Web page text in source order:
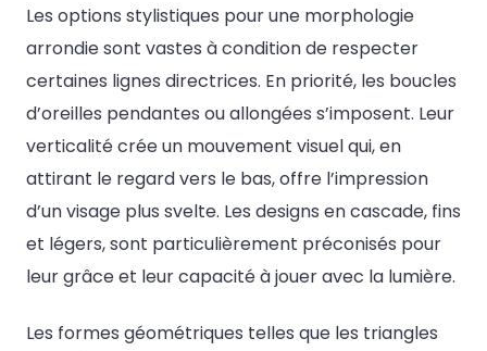
Les options stylistiques pour une morphologie
arrondie sont vastes à condition de respecter
certaines lignes directrices. En priorité, les boucles
d’oreilles pendantes ou allongées s’imposent. Leur
verticalité crée un mouvement visuel qui, en
attirant le regard vers le bas, offre l’impression
d’un visage plus svelte. Les designs en cascade, fins
et légers, sont particulièrement préconisés pour
leur grâce et leur capacité à jouer avec la lumière.
Les formes géométriques telles que les triangles